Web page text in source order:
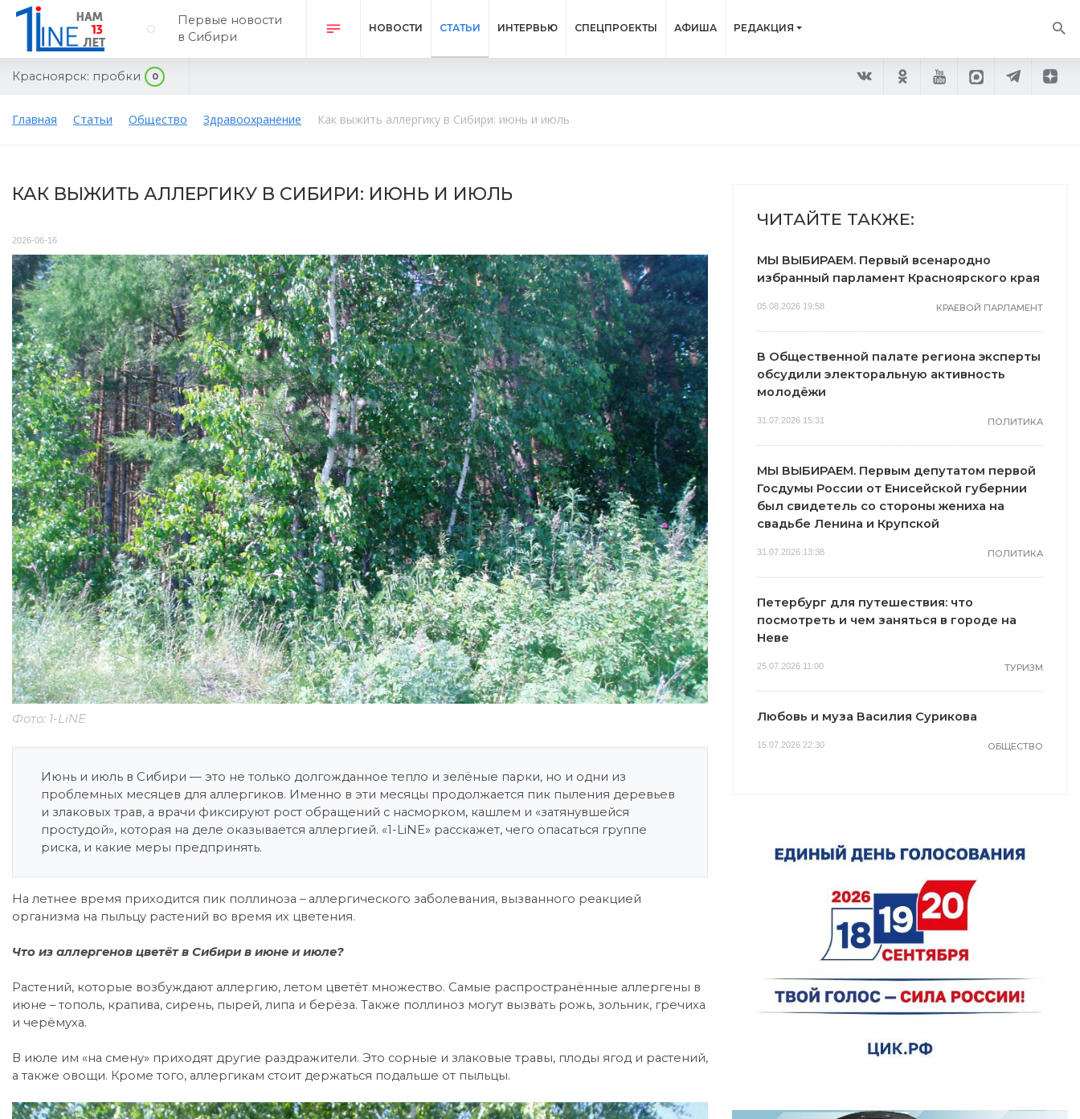
Первые новости
в Сибири
НОВОСТИ СТАТЬИ ИНТЕРВЬЮ СПЕЦПРОЕКТЫ АФИША РЕДАКЦИЯ
Красноярск: пробки 0
Главная Статьи Общество Здравоохранение Как выжить аллергику в Сибири: июнь и июль
КАК ВЫЖИТЬ АЛЛЕРГИКУ В СИБИРИ: ИЮНЬ И ИЮЛЬ
2026-06-16
Фото: 1-LiNE
Июнь и июль в Сибири — это не только долгожданное тепло и зелёные парки, но и одни из
проблемных месяцев для аллергиков. Именно в эти месяцы продолжается пик пыления деревьев
и злаковых трав, а врачи фиксируют рост обращений с насморком, кашлем и «затянувшейся
простудой», которая на деле оказывается аллергией. «1-LiNE» расскажет, чего опасаться группе
риска, и какие меры предпринять.
На летнее время приходится пик поллиноза – аллергического заболевания, вызванного реакцией
организма на пыльцу растений во время их цветения.
Что из аллергенов цветёт в Сибири в июне и июле?
Растений, которые возбуждают аллергию, летом цветёт множество. Самые распространённые аллергены в
июне – тополь, крапива, сирень, пырей, липа и берёза. Также поллиноз могут вызвать рожь, зольник, гречиха
и черёмуха.
В июле им «на смену» приходят другие раздражители. Это сорные и злаковые травы, плоды ягод и растений,
а также овощи. Кроме того, аллергикам стоит держаться подальше от пыльцы.
ЧИТАЙТЕ ТАКЖЕ:
МЫ ВЫБИРАЕМ. Первый всенародно
избранный парламент Красноярского края
05.08.2026 19:58 КРАЕВОЙ ПАРЛАМЕНТ
В Общественной палате региона эксперты
обсудили электоральную активность
молодёжи
31.07.2026 15:31 ПОЛИТИКА
МЫ ВЫБИРАЕМ. Первым депутатом первой
Госдумы России от Енисейской губернии
был свидетель со стороны жениха на
свадьбе Ленина и Крупской
31.07.2026 13:38 ПОЛИТИКА
Петербург для путешествия: что
посмотреть и чем заняться в городе на
Неве
25.07.2026 11:00 ТУРИЗМ
Любовь и муза Василия Сурикова
15.07.2026 22:30 ОБЩЕСТВО